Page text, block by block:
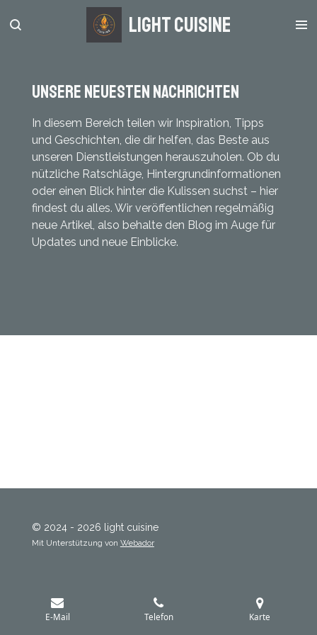
Hauptinhalt
light Cuisine
Unsere neuesten Nachrichten
In diesem Bereich teilen wir Inspiration, Tipps
und Geschichten, die dir helfen, das Beste aus
unseren Dienstleistungen herauszuholen. Ob du
nützliche Ratschläge, Hintergrundinformationen
oder einen Blick hinter die Kulissen suchst – hier
findest du alles. Wir veröffentlichen regelmäßig
neue Artikel, also behalte den Blog im Auge für
Updates und neue Einblicke.
© 2024 - 2026 light cuisine
Mit Unterstützung von Webador
E-Mail Telefon Karte